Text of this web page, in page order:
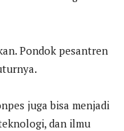
Pondok pesantren
juga bisa menjadi
dan ilmu